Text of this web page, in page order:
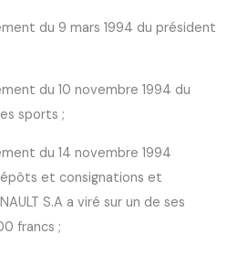
du 9 mars 1994 du président
du 10 novembre 1994 du
sports ;
du 14 novembre 1994
et consignations et
S.A a viré sur un de ses
francs ;